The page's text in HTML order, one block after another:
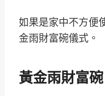
如果是家中不方便
金雨財富碗儀式。
黃金雨財富碗